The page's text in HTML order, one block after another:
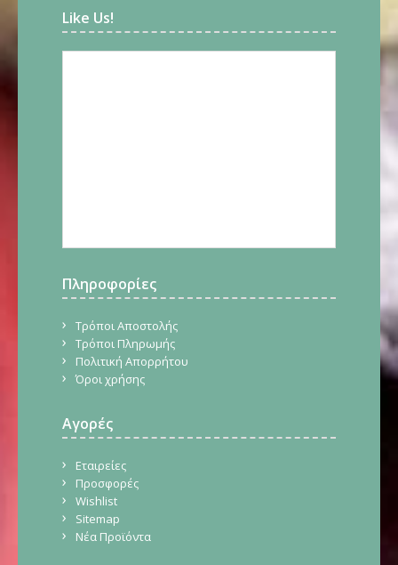
Like Us!
Πληροφορίες
Τρόποι Αποστολής
Τρόποι Πληρωμής
Πολιτική Απορρήτου
Όροι χρήσης
Αγορές
Εταιρείες
Προσφορές
Wishlist
Sitemap
Νέα Προϊόντα